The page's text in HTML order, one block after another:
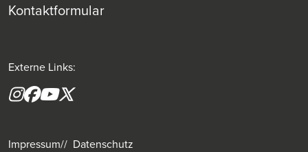
Kontaktformular
Externe Links:
Instagram
Facebook
YouTubeX formerly(twitter)
Impressum Datenschutz